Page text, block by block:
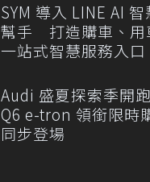
SYM 導入 LINE AI
幫手 打造購車、用
一站式智慧服務入口
Audi 盛夏探索季開
Q6 e-tron 領銜限時
同步登場